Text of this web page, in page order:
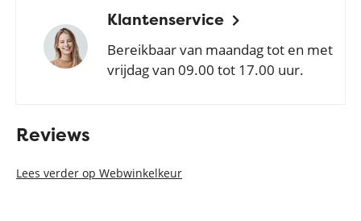
Klantenservice
Bereikbaar van maandag tot en met
vrijdag van 09.00 tot 17.00 uur.
Reviews
Lees verder op Webwinkelkeur